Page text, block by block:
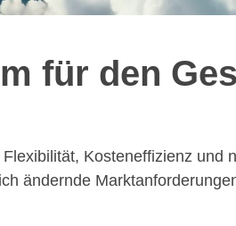
für den
Kosteneffizienz und
ändernde